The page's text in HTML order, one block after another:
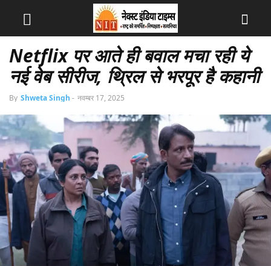
Netflix पर आते ही बवाल मचा रही ये
नई वेब सीरीज, थ्रिल से भरपूर है कहानी
By Shweta Singh - नवम्बर 17, 2025